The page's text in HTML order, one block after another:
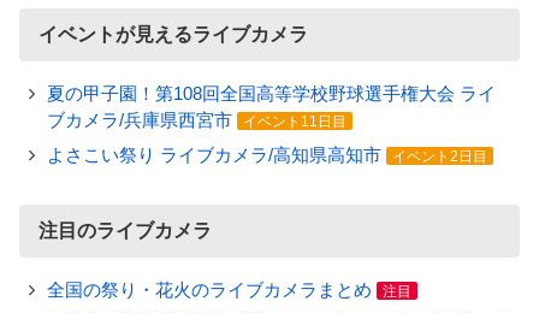
イベントが見えるライブカメラ
夏の甲子園！第108回全国高等学校野球選手権大会 ライ
ブカメラ/兵庫県西宮市
イベント11日目
よさこい祭り ライブカメラ/高知県高知市 イベント2日目
注目のライブカメラ
全国の祭り・花火のライブカメラまとめ 注目